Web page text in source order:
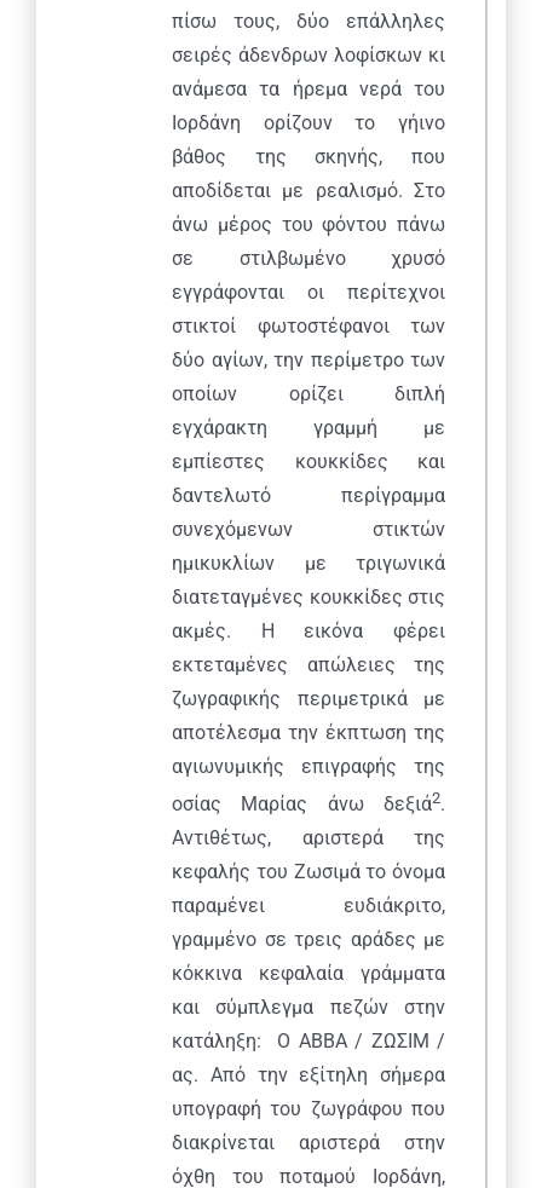
πίσω τους, δύο επάλληλες
σειρές άδενδρων λοφίσκων κι
ανάμεσα τα ήρεμα νερά του
Ιορδάνη ορίζουν το γήινο
βάθος της σκηνής, που
αποδίδεται με ρεαλισμό. Στο
άνω μέρος του φόντου πάνω
σε στιλβωμένο χρυσό
εγγράφονται οι περίτεχνοι
στικτοί φωτοστέφανοι των
δύο αγίων, την περίμετρο των
οποίων ορίζει διπλή
εγχάρακτη γραμμή με
εμπίεστες κουκκίδες και
δαντελωτό περίγραμμα
συνεχόμενων στικτών
ημικυκλίων με τριγωνικά
διατεταγμένες κουκκίδες στις
ακμές. Η εικόνα φέρει
εκτεταμένες απώλειες της
ζωγραφικής περιμετρικά με
αποτέλεσμα την έκπτωση της
αγιωνυμικής επιγραφής της
οσίας Μαρίας άνω δεξιά2.
Αντιθέτως, αριστερά της
κεφαλής του Ζωσιμά το όνομα
παραμένει ευδιάκριτο,
γραμμένο σε τρεις αράδες με
κόκκινα κεφαλαία γράμματα
και σύμπλεγμα πεζών στην
κατάληξη: Ο ΑΒΒΑ / ΖΩΣΙΜ /
ας. Από την εξίτηλη σήμερα
υπογραφή του ζωγράφου που
διακρίνεται αριστερά στην
όχθη του ποταμού Ιορδάνη,